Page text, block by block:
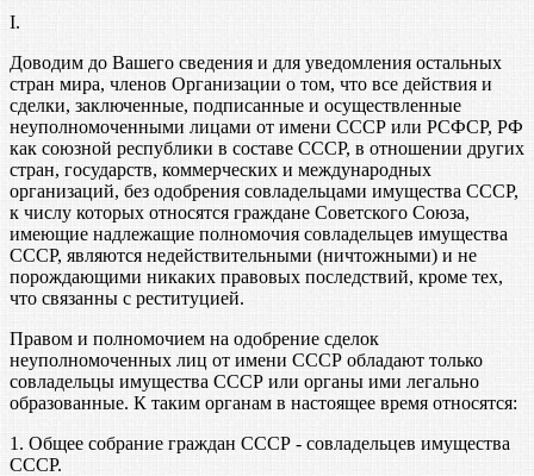
I.
Доводим до Вашего сведения и для уведомления остальных
стран мира, членов Организации о том, что все действия и
сделки, заключенные, подписанные и осуществленные
неуполномоченными лицами от имени СССР или РСФСР, РФ
как союзной республики в составе СССР, в отношении других
стран, государств, коммерческих и международных
организаций, без одобрения совладельцами имущества СССР,
к числу которых относятся граждане Советского Союза,
имеющие надлежащие полномочия совладельцев имущества
СССР, являются недействительными (ничтожными) и не
порождающими никаких правовых последствий, кроме тех,
что связанны с реституцией.
Правом и полномочием на одобрение сделок
неуполномоченных лиц от имени СССР обладают только
совладельцы имущества СССР или органы ими легально
образованные. К таким органам в настоящее время относятся:
1. Общее собрание граждан СССР - совладельцев имущества
СССР.